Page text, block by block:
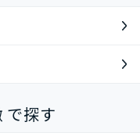
で探す